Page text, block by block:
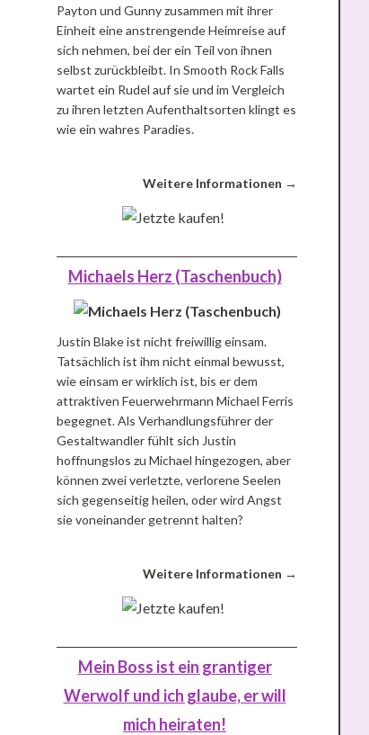
Payton und Gunny zusammen mit ihrer
Einheit eine anstrengende Heimreise auf
sich nehmen, bei der ein Teil von ihnen
selbst zurückbleibt. In Smooth Rock Falls
wartet ein Rudel auf sie und im Vergleich
zu ihren letzten Aufenthaltsorten klingt es
wie ein wahres Paradies.
Weitere Informationen →
Michaels Herz (Taschenbuch)
Justin Blake ist nicht freiwillig einsam.
Tatsächlich ist ihm nicht einmal bewusst,
wie einsam er wirklich ist, bis er dem
attraktiven Feuerwehrmann Michael Ferris
begegnet. Als Verhandlungsführer der
Gestaltwandler fühlt sich Justin
hoffnungslos zu Michael hingezogen, aber
können zwei verletzte, verlorene Seelen
sich gegenseitig heilen, oder wird Angst
sie voneinander getrennt halten?
Weitere Informationen →
Mein Boss ist ein grantiger
Werwolf und ich glaube, er will
mich heiraten!